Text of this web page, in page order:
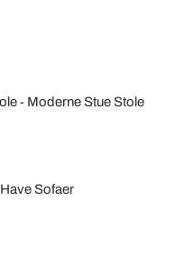
Moderne Stue Stole
Have Sofaer